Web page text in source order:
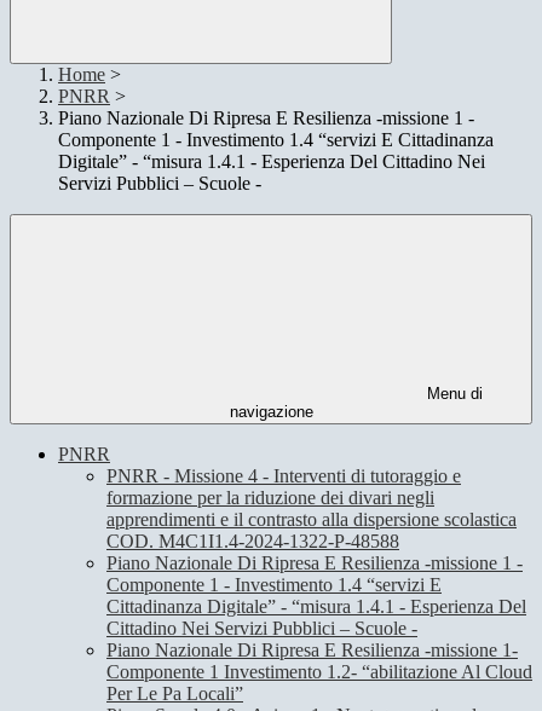
Home >
PNRR >
Piano Nazionale Di Ripresa E Resilienza -missione 1 -
Componente 1 - Investimento 1.4 “servizi E Cittadinanza
Digitale” - “misura 1.4.1 - Esperienza Del Cittadino Nei
Servizi Pubblici – Scuole -
Menu di
navigazione
PNRR
PNRR - Missione 4 - Interventi di tutoraggio e
formazione per la riduzione dei divari negli
apprendimenti e il contrasto alla dispersione scolastica
COD. M4C1I1.4-2024-1322-P-48588
Piano Nazionale Di Ripresa E Resilienza -missione 1 -
Componente 1 - Investimento 1.4 “servizi E
Cittadinanza Digitale” - “misura 1.4.1 - Esperienza Del
Cittadino Nei Servizi Pubblici – Scuole -
Piano Nazionale Di Ripresa E Resilienza -missione 1-
Componente 1 Investimento 1.2- “abilitazione Al Cloud
Per Le Pa Locali”